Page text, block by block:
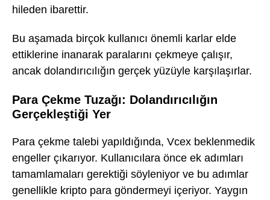
hileden ibarettir.
Bu aşamada birçok kullanıcı önemli karlar elde
ettiklerine inanarak paralarını çekmeye çalışır,
ancak dolandırıcılığın gerçek yüzüyle karşılaşırlar.
Para Çekme Tuzağı: Dolandırıcılığın
Gerçekleştiği Yer
Para çekme talebi yapıldığında, Vcex beklenmedik
engeller çıkarıyor. Kullanıcılara önce ek adımları
tamamlamaları gerektiği söyleniyor ve bu adımlar
genellikle kripto para göndermeyi içeriyor. Yaygın